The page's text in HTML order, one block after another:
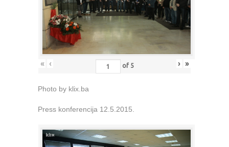
« ‹ of 5 › »
Photo by klix.ba
Press konferencija 12.5.2015.